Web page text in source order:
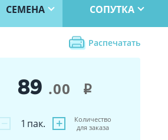
СЕМЕНА СОПУТКА
Распечатать
89 .00 i
− +
1 пак.
Количество
для заказа